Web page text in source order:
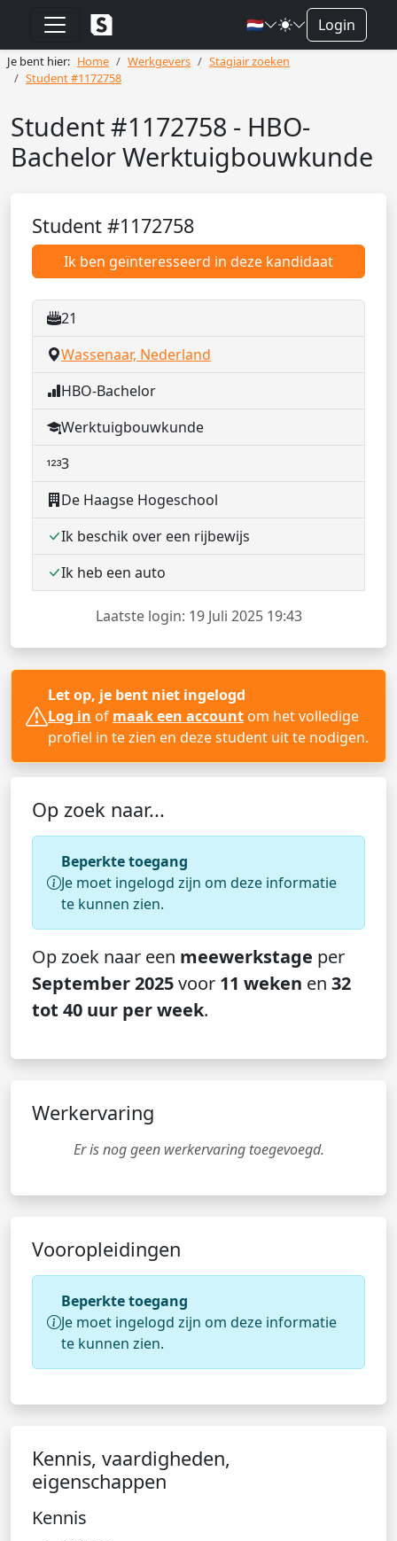
🇳🇱 Login
Je bent hier: Home Werkgevers
Stagiair zoeken
Student #1172758
Student #1172758 - HBO-
Bachelor Werktuigbouwkunde
Student #1172758
Ik ben geïnteresseerd in deze kandidaat
21
Wassenaar, Nederland
HBO-Bachelor
Werktuigbouwkunde
3
De Haagse Hogeschool
Ik beschik over een rijbewijs
Ik heb een auto
Laatste login: 19 Juli 2025 19:43
Let op, je bent niet ingelogd
Log in of maak een account om het volledige
profiel in te zien en deze student uit te nodigen.
Op zoek naar...
Beperkte toegang
Je moet ingelogd zijn om deze informatie
te kunnen zien.
Op zoek naar een meewerkstage per
September 2025voor 11 weken en 32
tot 40 uur per week.
Werkervaring
Er is nog geen werkervaring toegevoegd.
Vooropleidingen
Beperkte toegang
Je moet ingelogd zijn om deze informatie
te kunnen zien.
Kennis, vaardigheden,
eigenschappen
Kennis